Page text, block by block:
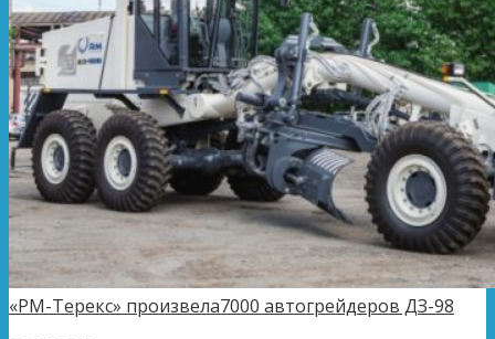
«РМ-Терекс» произвела7000 автогрейдеров ДЗ-98